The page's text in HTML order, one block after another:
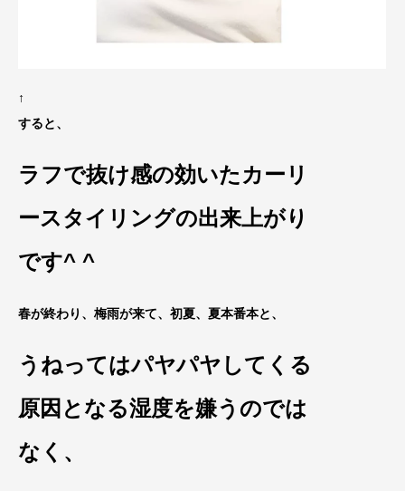
↑
すると、
ラフで抜け感の効いたカーリ
ースタイリングの出来上がり
です^ ^
春が終わり、梅雨が来て、初夏、夏本番本と、
うねってはパヤパヤしてくる
原因 となる湿度を嫌うのでは
なく、